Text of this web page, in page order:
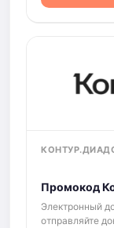
Промокод
Электронный
отправляйте